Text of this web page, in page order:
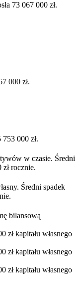
73 067 000 zł.
000 zł.
000 zł.
w czasie. Średni
rocznie.
Średni spadek
bilansową
kapitału własnego
kapitału własnego
kapitału własnego